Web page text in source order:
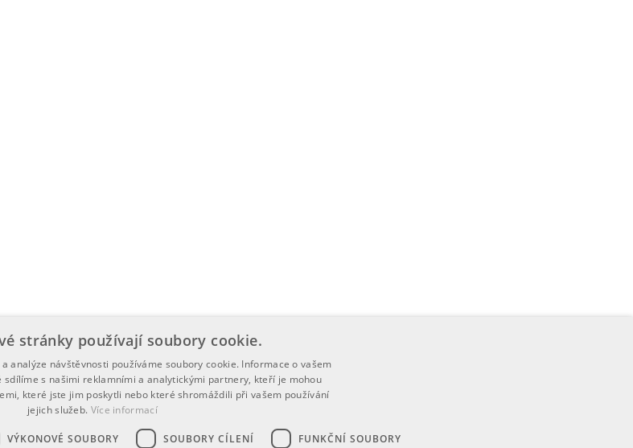
stránky používají soubory cookie.
analýze návštěvnosti používáme soubory cookie. Informace o vašem
sdílíme s našimi reklamními a analytickými partnery, kteří je mohou
které jste jim poskytli nebo které shromáždili při vašem používání
jejich služeb. Více informací
VÝKONOVÉ SOUBORY SOUBORY CÍLENÍ FUNKČNÍ SOUBORY